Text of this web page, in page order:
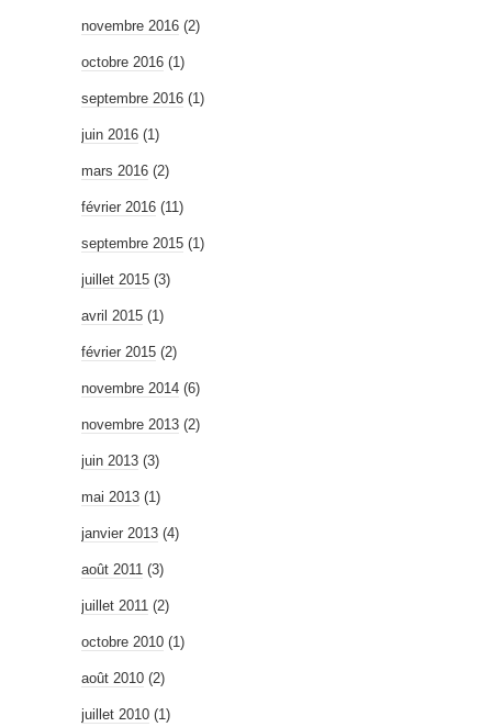
novembre 2016 (2)
octobre 2016 (1)
septembre 2016 (1)
juin 2016 (1)
mars 2016 (2)
février 2016 (11)
septembre 2015 (1)
juillet 2015 (3)
avril 2015 (1)
février 2015 (2)
novembre 2014 (6)
novembre 2013 (2)
juin 2013 (3)
mai 2013 (1)
janvier 2013 (4)
août 2011 (3)
juillet 2011 (2)
octobre 2010 (1)
août 2010 (2)
juillet 2010 (1)